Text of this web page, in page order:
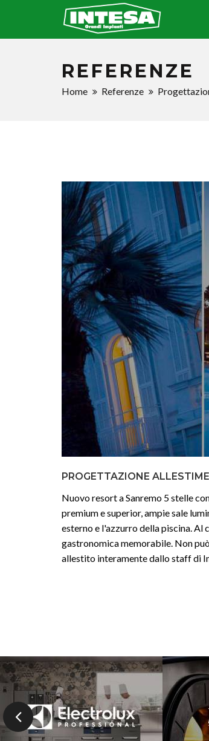
REFERENZE
Home Referenze
PROGETTAZIONE
Nuovo resort a Sanremo 5 stelle
premium e superior, ampie sale
esterno e l'azzurro della piscina. Al
gastronomica memorabile. Non
allestito interamente dallo staff di